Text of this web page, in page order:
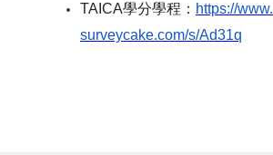
TAICA學分學程： https://www.
surveycake.com/s/Ad31q